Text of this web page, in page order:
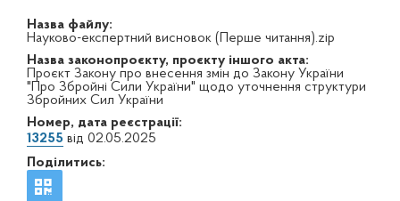
Назва файлу:
Науково-експертний висновок (Перше читання).zip
Назва законопроєкту, проєкту іншого акта:
Проєкт Закону про внесення змін до Закону України
"Про Збройні Сили України" щодо уточнення структури
Збройних Сил України
Номер, дата реєстрації:
13255 від 02.05.2025
Поділитись: